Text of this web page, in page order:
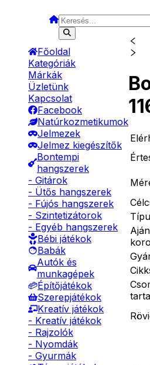
Főoldal
Kategóriák
Márkák
Üzletünk
Kapcsolat
Facebook
Natúrkozmetikumok
Jelmezek
Jelmez kiegészítők
Bontempi
hangszerek
- Gitárok
- Ütős hangszerek
- Fújós hangszerek
- Szintetizátorok
- Egyéb hangszerek
Bébi játékok
Babák
Autók és
munkagépek
Építőjátékok
Szerepjátékok
Kreatív játékok
- Kreatív játékok
- Rajzolók
- Nyomdák
- Gyurmák